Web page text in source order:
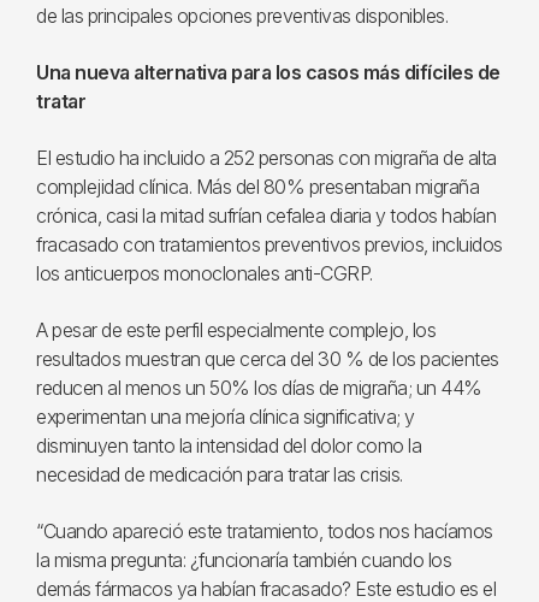
de las principales opciones preventivas disponibles.
Una nueva alternativa para los casos más difíciles de
tratar
El estudio ha incluido a 252 personas con migraña de alta
complejidad clínica. Más del 80% presentaban migraña
crónica, casi la mitad sufrían cefalea diaria y todos habían
fracasado con tratamientos preventivos previos, incluidos
los anticuerpos monoclonales anti-CGRP.
A pesar de este perfil especialmente complejo, los
resultados muestran que cerca del 30 % de los pacientes
reducen al menos un 50% los días de migraña; un 44%
experimentan una mejoría clínica significativa; y
disminuyen tanto la intensidad del dolor como la
necesidad de medicación para tratar las crisis.
“Cuando apareció este tratamiento, todos nos hacíamos
la misma pregunta: ¿funcionaría también cuando los
demás fármacos ya habían fracasado? Este estudio es el